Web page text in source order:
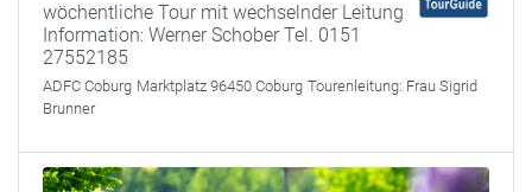
wöchentliche Tour mit wechselnder Leitung
Information: Werner Schober Tel. 0151
27552185
ADFC Coburg Marktplatz 96450 Coburg Tourenleitung: Frau Sigrid
Brunner